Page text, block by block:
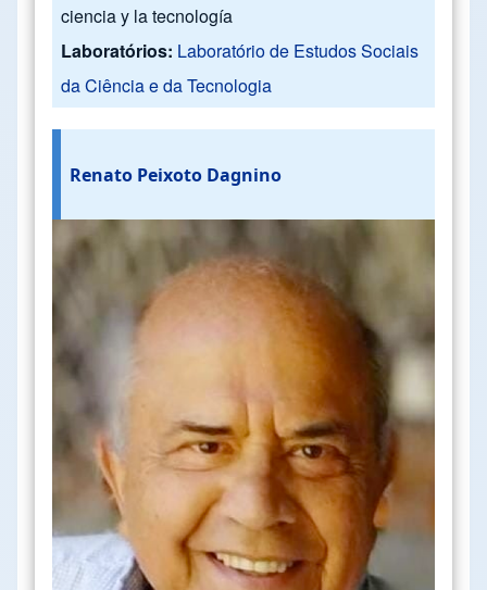
ciencia y la tecnología
Laboratórios: Laboratório de Estudos Sociais
da Ciência e da Tecnologia
Renato Peixoto Dagnino